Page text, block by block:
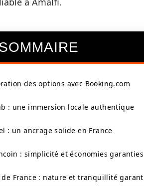
des options avec Booking.com
: une immersion locale authentique
: un ancrage solide en France
: simplicité et économies garanties
de France : nature et tranquillité